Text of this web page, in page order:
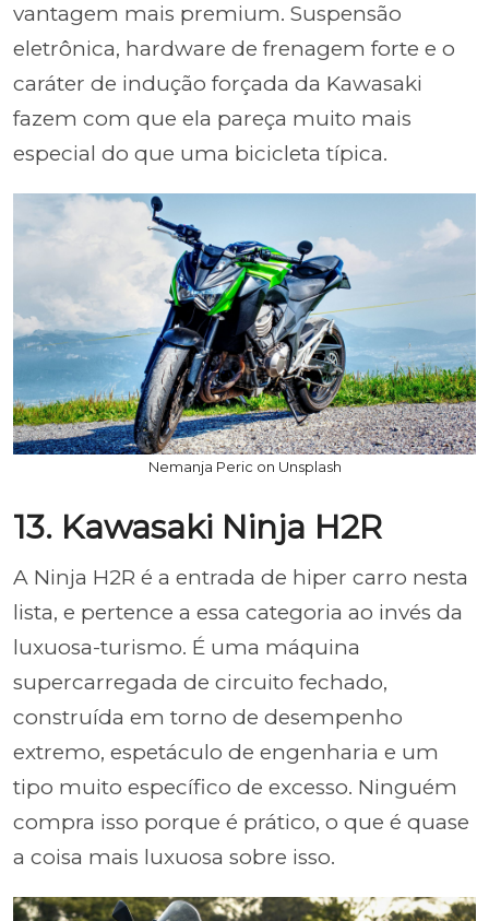
vantagem mais premium. Suspensão
eletrônica, hardware de frenagem forte e o
caráter de indução forçada da Kawasaki
fazem com que ela pareça muito mais
especial do que uma bicicleta típica.
Nemanja Peric on Unsplash
13. Kawasaki Ninja H2R
A Ninja H2R é a entrada de hiper carro nesta
lista, e pertence a essa categoria ao invés da
luxuosa-turismo. É uma máquina
supercarregada de circuito fechado,
construída em torno de desempenho
extremo, espetáculo de engenharia e um
tipo muito específico de excesso. Ninguém
compra isso porque é prático, o que é quase
a coisa mais luxuosa sobre isso.